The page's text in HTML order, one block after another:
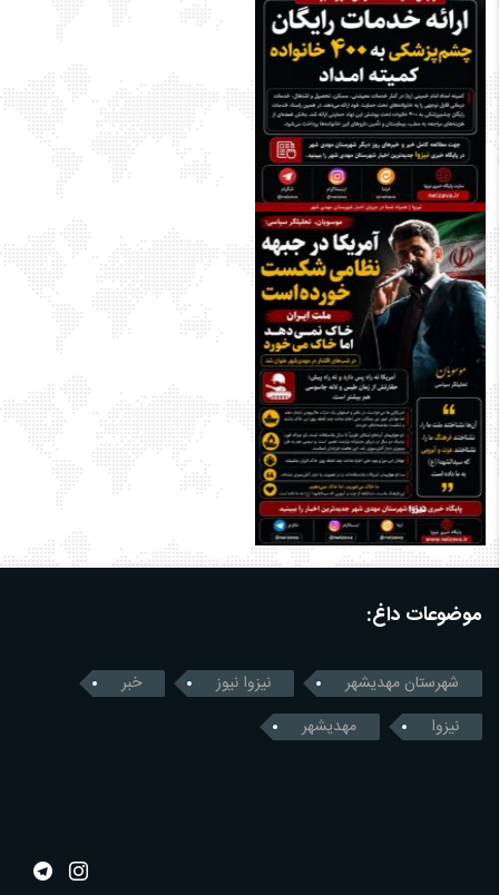
موضوعات داغ:
شهرستان مهدیشهر نیزوا نیوز
خبر
نیزوا
مهدیشهر